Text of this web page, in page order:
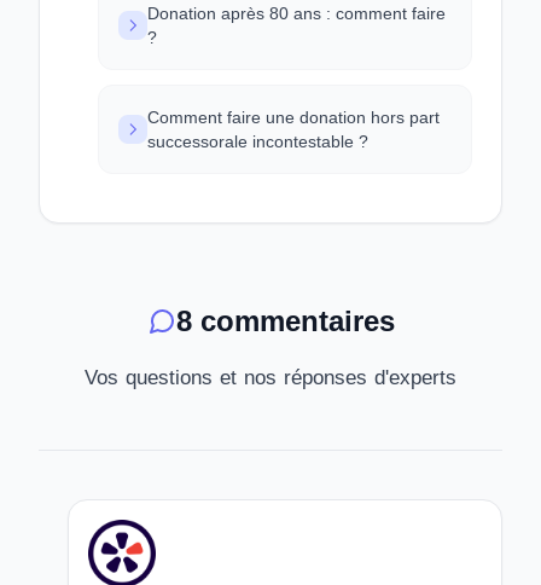
Donation après 80 ans : comment faire
?
Comment faire une donation hors part
successorale incontestable ?
8 commentaires
Vos questions et nos réponses d'experts